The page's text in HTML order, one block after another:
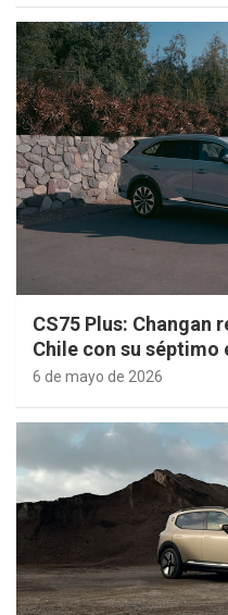
CS75 Plus: Changan
Chile con su séptimo
6 de mayo de 2026